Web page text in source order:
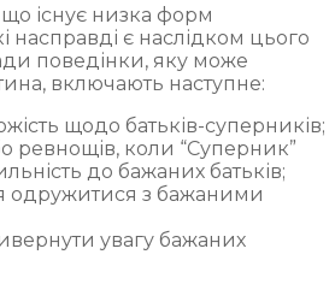
існує низка форм
насправді є наслідком цього
поведінки, яку може
включають наступне:
щодо батьків-суперників;
ревнощів, коли “Суперник”
до бажаних батьків;
одружитися з бажаними
увагу бажаних